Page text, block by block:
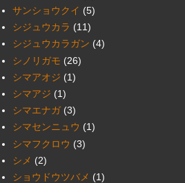
サンショウクイ (5)
シジュウカラ (11)
シジュウカラガン (4)
シノリガモ (26)
シマアオジ (1)
シマアジ (1)
シマエナガ (3)
シマセンニュウ (1)
シマフクロウ (3)
シメ (2)
ショウドウツバメ (1)